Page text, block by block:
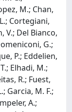
M.; Chan,
Cortegiani,
V.; Del Bianco,
G.;
P.; Eddelien,
Elhadi, M.;
R.; Fuest,
Garcia, M. F.;
A.;